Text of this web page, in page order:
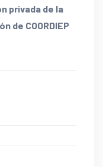
privada de la
de COORDIEP